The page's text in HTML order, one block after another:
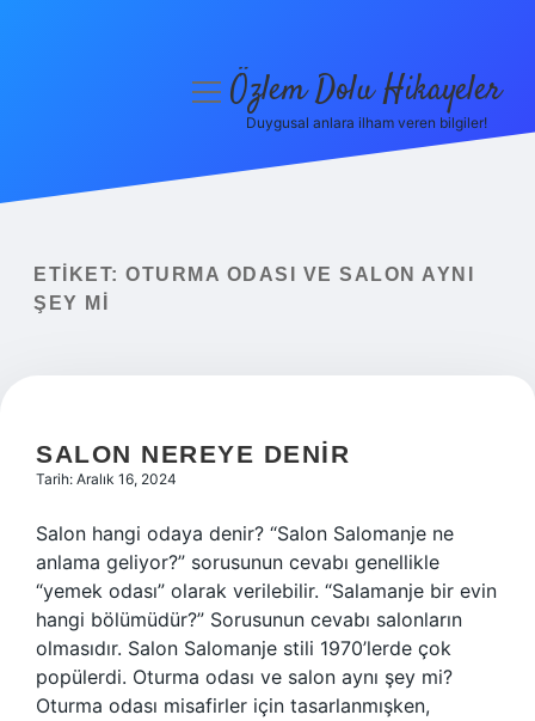
Yasal Uyarı
menüyüÖzlem Dolu Hikayeler
Duygusal anlara ilham veren bilgiler!
ETIKET: OTURMA ODASI VE SALON AYNI
ŞEY MI
SALON NEREYE DENIR
Tarih: Aralık 16, 2024
Salon hangi odaya denir? “Salon Salomanje ne
anlama geliyor?” sorusunun cevabı genellikle
“yemek odası” olarak verilebilir. “Salamanje bir evin
hangi bölümüdür?” Sorusunun cevabı salonların
olmasıdır. Salon Salomanje stili 1970’lerde çok
popülerdi. Oturma odası ve salon aynı şey mi?
Oturma odası misafirler için tasarlanmışken,